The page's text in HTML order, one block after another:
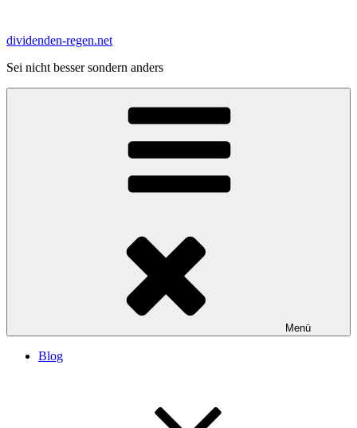
springen
dividenden-regen.net
Sei nicht besser sondern anders
Menü
Blog